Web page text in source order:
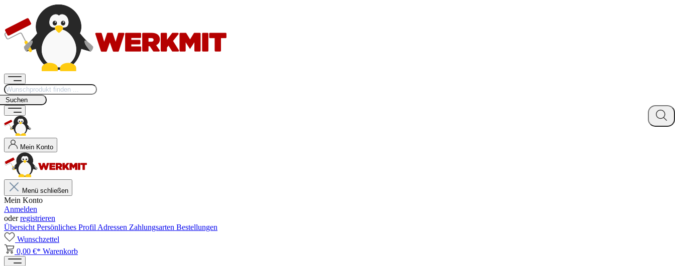
Suchen
Mein Konto
Menü schließen
Mein Konto
Anmelden
oderregistrieren
Übersicht Persönliches Profil Adressen Zahlungsarten Bestellungen
Wunschzettel
0,00 €* Warenkorb